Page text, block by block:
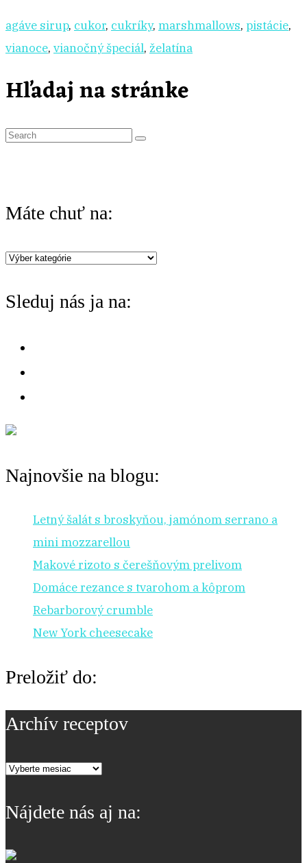
agáve sirup, cukor, cukríky, marshmallows, pistácie,
vianoce, vianočný špeciál, želatína
Hľadaj na stránke
S
c
f
o
Máte chuť na:
Máte
na:
Sleduj nás ja na:
Najnovšie na blogu:
Letný šalát s broskyňou, jamónom serrano a
mini mozzarellou
Makové rizoto s čerešňovým prelivom
Domáce rezance s tvarohom a kôprom
Rebarborový crumble
New York cheesecake
Preložiť do:
Archív receptov
Archív
Nájdete nás aj na: